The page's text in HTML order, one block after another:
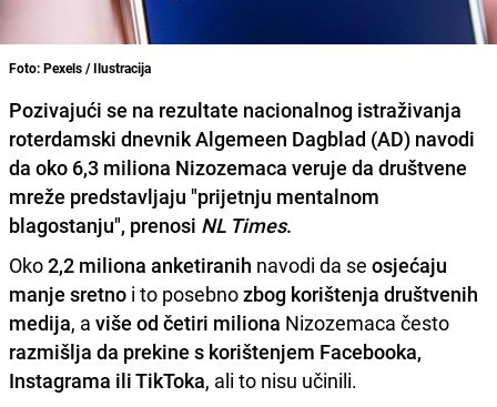
Foto: Pexels / Ilustracija
Pozivajući se na rezultate nacionalnog istraživanja
roterdamski dnevnik Algemeen Dagblad (AD) navodi
da oko 6,3 miliona Nizozemaca veruje da društvene
mreže predstavljaju "prijetnju mentalnom
blagostanju", prenosi NL Times.
Oko2,2 miliona anketiranih navodi da se osjećaju
manje sretno i to posebnozbog korištenja društvenih
medija, a više od četiri miliona Nizozemaca često
razmišlja da prekine s korištenjem Facebooka,
Instagrama ili TikToka, ali to nisu učinili.